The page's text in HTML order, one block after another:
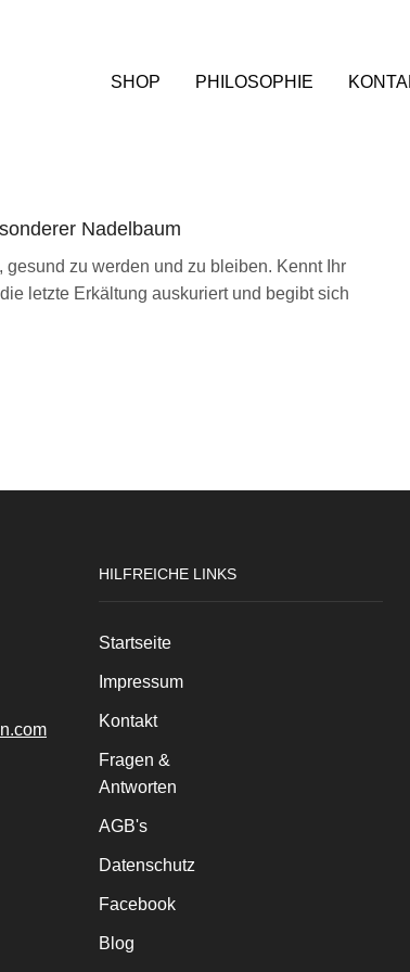
SHOP PHILOSOPHIE
Nadelbaum
zu werden und zu bleiben. Kennt Ihr
letzte Erkältung auskuriert und begibt sich
HILFREICHE LINKS
Startseite
Impressum
Kontakt
Fragen &
Antworten
AGB's
Datenschutz
Facebook
Blog